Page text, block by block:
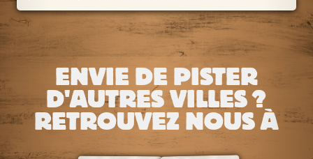
ENVIE DE PISTER
D'AUTRES VILLES ?
RETROUVEZ NOUS À